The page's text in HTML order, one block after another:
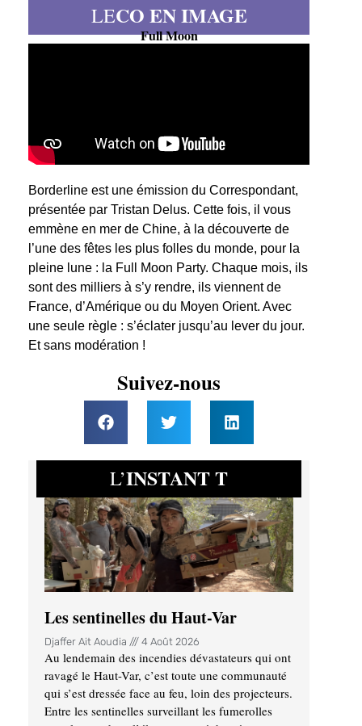
LECO EN IMAGE
Full Moon
Borderline est une émission du Correspondant,
présentée par Tristan Delus. Cette fois, il vous
emmène en mer de Chine, à la découverte de
l’une des fêtes les plus folles du monde, pour la
pleine lune : la Full Moon Party. Chaque mois, ils
sont des milliers à s’y rendre, ils viennent de
France, d’Amérique ou du Moyen Orient. Avec
une seule règle : s’éclater jusqu’au lever du jour.
Et sans modération !
Suivez-nous
L’INSTANT T
Les sentinelles du Haut-Var
Djaffer Ait Aoudia 4 Août 2026
Au lendemain des incendies dévastateurs qui ont
ravagé le Haut-Var, c’est toute une communauté
qui s’est dressée face au feu, loin des projecteurs.
Entre les sentinelles surveillant les fumerolles